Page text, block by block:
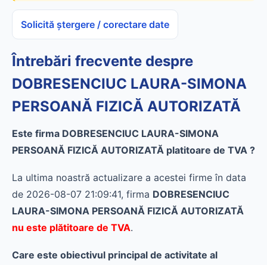
Solicită ștergere / corectare date
Întrebări frecvente despre
DOBRESENCIUC LAURA-SIMONA
PERSOANĂ FIZICĂ AUTORIZATĂ
Este firma DOBRESENCIUC LAURA-SIMONA
PERSOANĂ FIZICĂ AUTORIZATĂ platitoare de TVA ?
La ultima noastră actualizare a acestei firme în data
de 2026-08-07 21:09:41, firma DOBRESENCIUC
LAURA-SIMONA PERSOANĂ FIZICĂ AUTORIZATĂ
nu este plătitoare de TVA.
Care este obiectivul principal de activitate al